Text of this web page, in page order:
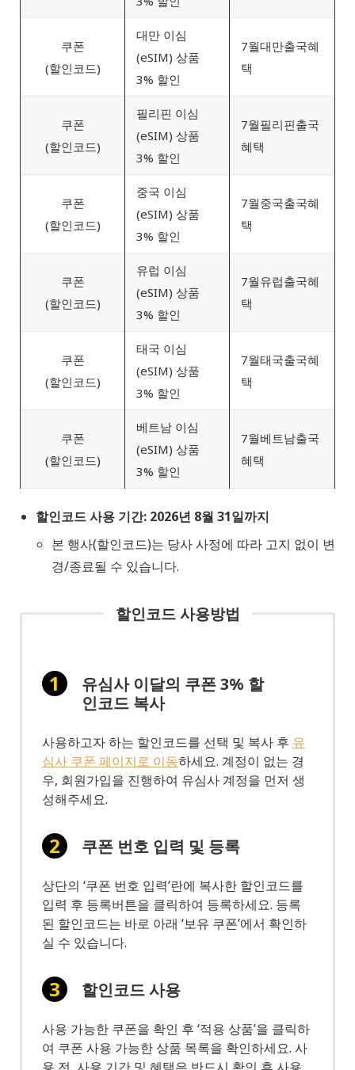
쿠폰
(할인코드)
대만 이심
(eSIM) 상품
3% 할인
7월대만출국혜
택
쿠폰
(할인코드)
필리핀 이심
(eSIM) 상품
3% 할인
7월필리핀출국
혜택
쿠폰
(할인코드)
중국 이심
(eSIM) 상품
3% 할인
7월중국출국혜
택
쿠폰
(할인코드)
유럽 이심
(eSIM) 상품
3% 할인
7월유럽출국혜
택
쿠폰
(할인코드)
태국 이심
(eSIM) 상품
3% 할인
7월태국출국혜
택
쿠폰
(할인코드)
베트남 이심
(eSIM) 상품
3% 할인
7월베트남출국
혜택
할인코드 사용 기간: 2026년 8월 31일까지
본 행사(할인코드)는 당사 사정에 따라 고지 없이 변
경/종료될 수 있습니다.
할인코드 사용방법
유심사 이달의 쿠폰 3% 할
인코드 복사
사용하고자 하는 할인코드를 선택 및 복사 후 유
심사 쿠폰 페이지로 이동하세요. 계정이 없는 경
우, 회원가입을 진행하여 유심사 계정을 먼저 생
성해주세요.
쿠폰 번호 입력 및 등록
상단의 ‘쿠폰 번호 입력’란에 복사한 할인코드를
입력 후 등록버튼을 클릭하여 등록하세요. 등록
된 할인코드는 바로 아래 ‘보유 쿠폰’에서 확인하
실 수 있습니다.
할인코드 사용
사용 가능한 쿠폰을 확인 후 ‘적용 상품’을 클릭하
여 쿠폰 사용 가능한 상품 목록을 확인하세요. 사